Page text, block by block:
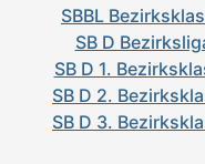
SBBL
SB D
SB D 1.
SB D 2.
SB D 3.